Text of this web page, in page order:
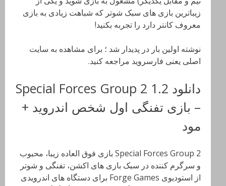
زیباترین بازی های سبک شوتر که شباهت زیادی به بازی
معروف کانتر دارد را تجربه بکنید!
نوشته اولین بار در پدیدار شد ؛ برای مشاهده به سایت
اصلی یعنی فارسروید مراجعه کنید.
دانلود Special Forces Group 2 1.2
– بازی تفنگی اول شخص اندروید +
مود
Special Forces Group 2 بازی فوق العاده زیبا، محبوب
و سرگرم کننده در سبک بازی های اکشن، تفنگی و شوتر
از استودیوی Forge Games برای دستگاه های اندرویدی